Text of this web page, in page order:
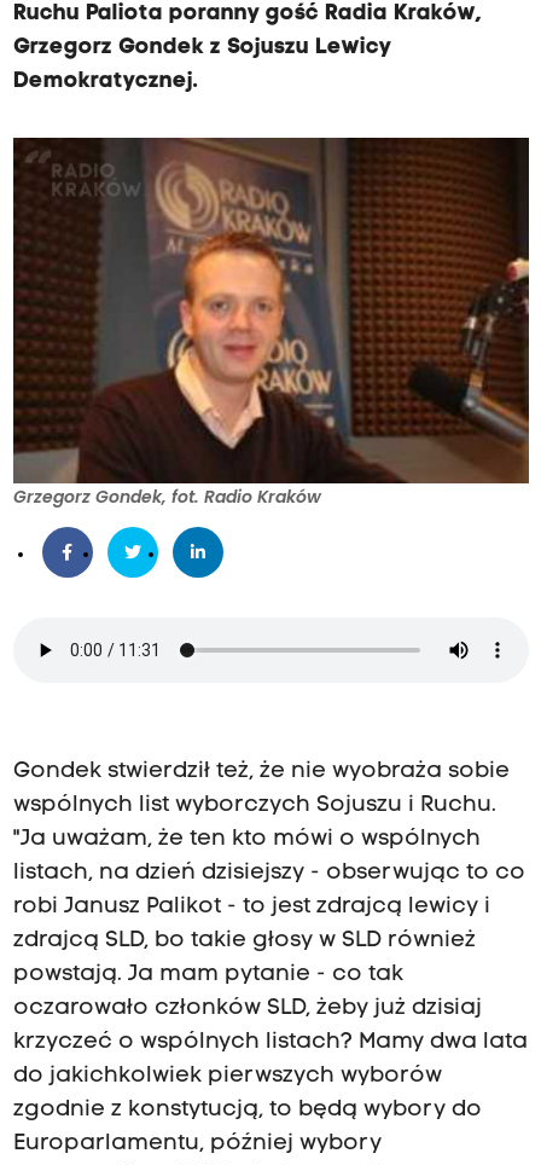
Ruchu Paliota poranny gość Radia Kraków,
Grzegorz Gondek z Sojuszu Lewicy
Demokratycznej.
Grzegorz Gondek, fot. Radio Kraków
Gondek stwierdził też, że nie wyobraża sobie
wspólnych list wyborczych Sojuszu i Ruchu.
"Ja uważam, że ten kto mówi o wspólnych
listach, na dzień dzisiejszy - obserwując to co
robi Janusz Palikot - to jest zdrajcą lewicy i
zdrajcą SLD, bo takie głosy w SLD również
powstają. Ja mam pytanie - co tak
oczarowało członków SLD, żeby już dzisiaj
krzyczeć o wspólnych listach? Mamy dwa lata
do jakichkolwiek pierwszych wyborów
zgodnie z konstytucją, to będą wybory do
Europarlamentu, później wybory